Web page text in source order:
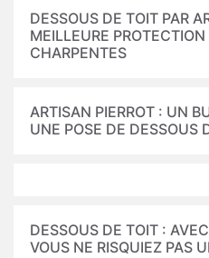
DESSOUS DE TOIT PAR
MEILLEURE PROTECTION
CHARPENTES
ARTISAN PIERROT : UN
UNE POSE DE DESSOUS
DESSOUS DE TOIT :
VOUS NE RISQUIEZ PAS